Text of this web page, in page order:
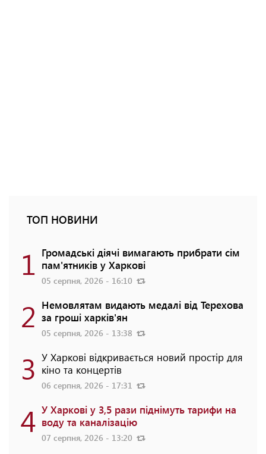
ТОП НОВИНИ
1 Громадські діячі вимагають прибрати сім
пам'ятників у Харкові
05 серпня, 2026 - 16:10
2 Немовлятам видають медалі від Терехова
за гроші харків'ян
05 серпня, 2026 - 13:38
3 У Харкові відкривається новий простір для
кіно та концертів
06 серпня, 2026 - 17:31
4 У Харкові у 3,5 рази піднімуть тарифи на
воду та каналізацію
07 серпня, 2026 - 13:20